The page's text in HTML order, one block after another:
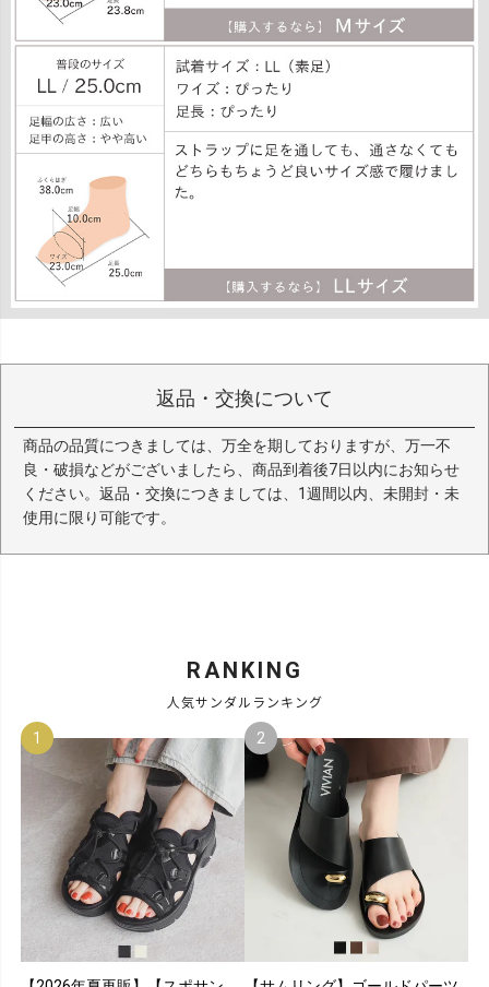
返品・交換について
商品の品質につきましては、万全を期しておりますが、万一不
良・破損などがございましたら、商品到着後7日以内にお知らせ
ください。返品・交換につきましては、1週間以内、未開封・未
使用に限り可能です。
RANKING
人気サンダルランキング